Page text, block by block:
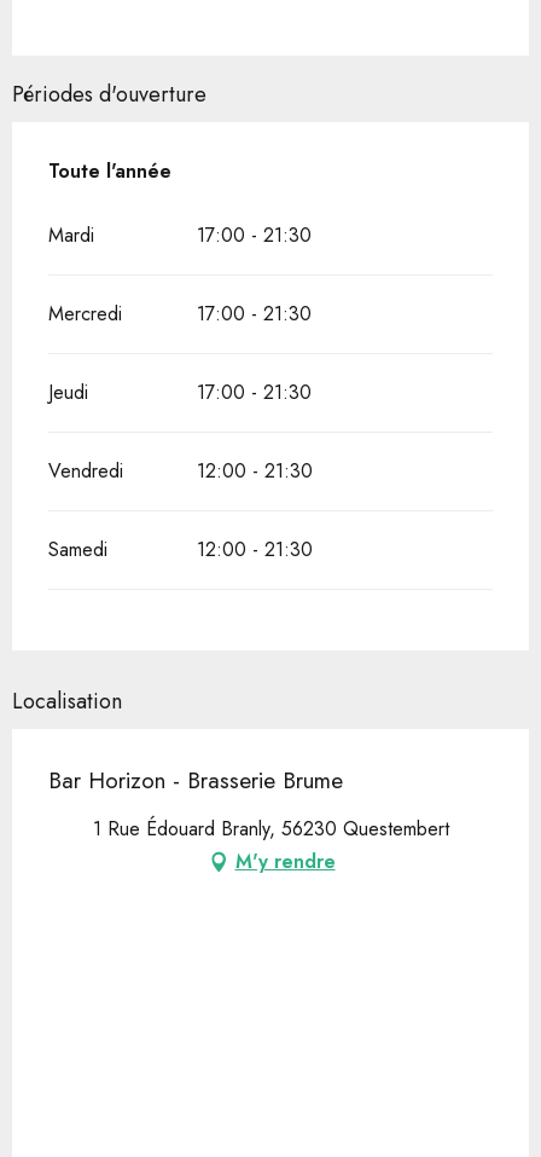
Périodes d'ouverture
Toute l'année
Toute l'année
Mardi 17:00 - 21:30
Mercredi 17:00 - 21:30
Jeudi 17:00 - 21:30
Vendredi 12:00 - 21:30
Samedi 12:00 - 21:30
Localisation
Bar Horizon - Brasserie Brume
1 Rue Édouard Branly, 56230 Questembert
M'y rendre